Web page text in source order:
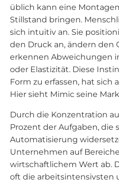
üblich kann eine
Stillstand bringen.
sich intuitiv an. Sie
den Druck an, ändern den
erkennen Abweichungen
oder Elastizität. Diese
Form zu erfassen, hat sich
Hier sieht Mimic seine
Durch die Konzentration
Prozent der Aufgaben, die
Automatisierung
Unternehmen auf
wirtschaftlichem Wert ab.
oft die arbeitsintensivsten